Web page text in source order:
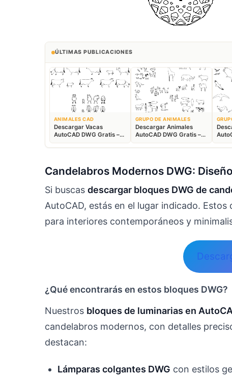
ÚLTIMAS PUBLICACIONES
ANIMALES CAD
Descargar Vacas
AutoCAD DWG Gratis –
Bloques Ganaderos 2D
GRUPO DE ANIMALES
Descargar Animales
AutoCAD DWG Gratis –
Fauna 2D CAD
Candelabros Modernos DWG:
Si buscas descargar bloques DWG de
AutoCAD, estás en el lugar indicado.
para interiores contemporáneos y
¿Qué encontrarás en estos bloques DWG?
Nuestros bloques de luminarias en
candelabros modernos, con detalles
destacan:
Lámparas colgantes DWG con estilos